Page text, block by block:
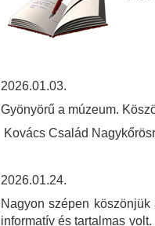
2026.01.03.
Gyönyörű a múzeum.
Kovács Család
2026.01.24.
Nagyon szépen
informatív és tartalmas